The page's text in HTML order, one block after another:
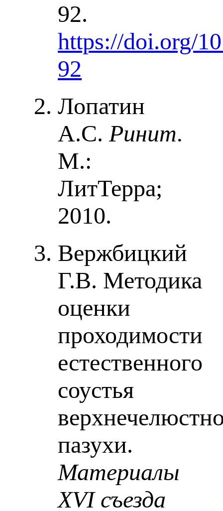
92.
https://doi.org/
92
Лопатин
А.С.Ринит.
М.:
ЛитТерра;
2010.
Вержбицкий
Г.В. Методика
оценки
проходимости
естественного
соустья
пазухи.
Материалы
XVI съезда